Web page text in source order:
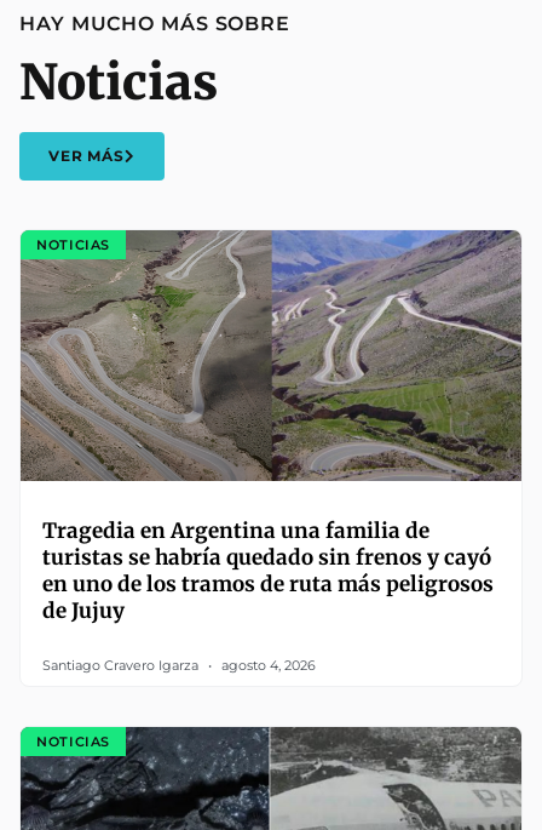
HAY MUCHO MÁS SOBRE
Noticias
VER MÁS
NOTICIAS
Tragedia en Argentina una familia de
turistas se habría quedado sin frenos y cayó
en uno de los tramos de ruta más peligrosos
de Jujuy
Santiago Cravero Igarza agosto 4, 2026
NOTICIAS